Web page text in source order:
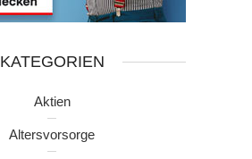
KATEGORIEN
Aktien
Altersvorsorge